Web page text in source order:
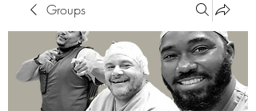
Groups